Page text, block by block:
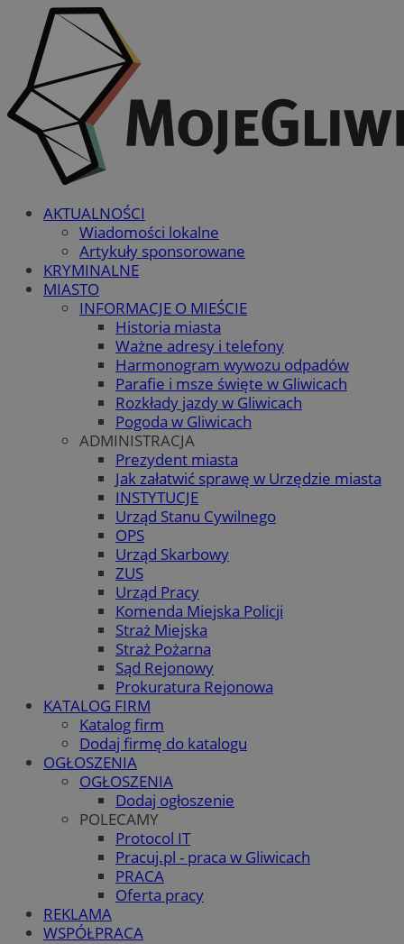
AKTUALNOŚCI
Wiadomości lokalne
Artykuły sponsorowane
KRYMINALNE
MIASTO
INFORMACJE O MIEŚCIE
Historia miasta
Ważne adresy i telefony
Harmonogram wywozu odpadów
Parafie i msze święte w Gliwicach
Rozkłady jazdy w Gliwicach
Pogoda w Gliwicach
ADMINISTRACJA
Prezydent miasta
Jak załatwić sprawę w Urzędzie miasta
INSTYTUCJE
Urząd Stanu Cywilnego
OPS
Urząd Skarbowy
ZUS
Urząd Pracy
Komenda Miejska Policji
Straż Miejska
Straż Pożarna
Sąd Rejonowy
Prokuratura Rejonowa
KATALOG FIRM
Katalog firm
Dodaj firmę do katalogu
OGŁOSZENIA
OGŁOSZENIA
Dodaj ogłoszenie
POLECAMY
Protocol IT
Pracuj.pl - praca w Gliwicach
PRACA
Oferta pracy
REKLAMA
WSPÓŁPRACA